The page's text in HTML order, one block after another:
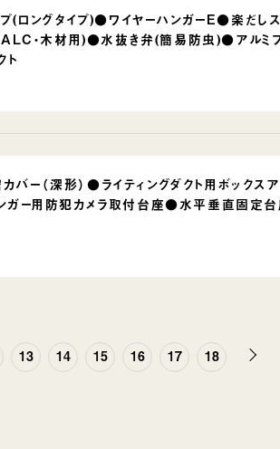
(ロングタイプ)●ワイヤーハンガーE●楽だし
・木材用)●水抜き弁(簡易防虫)●アルミ
ト
（深形）●ライティングダクト用ボックス
ガー用防犯カメラ取付台座●水平垂直固定台
13 14 15 16 17 18
次